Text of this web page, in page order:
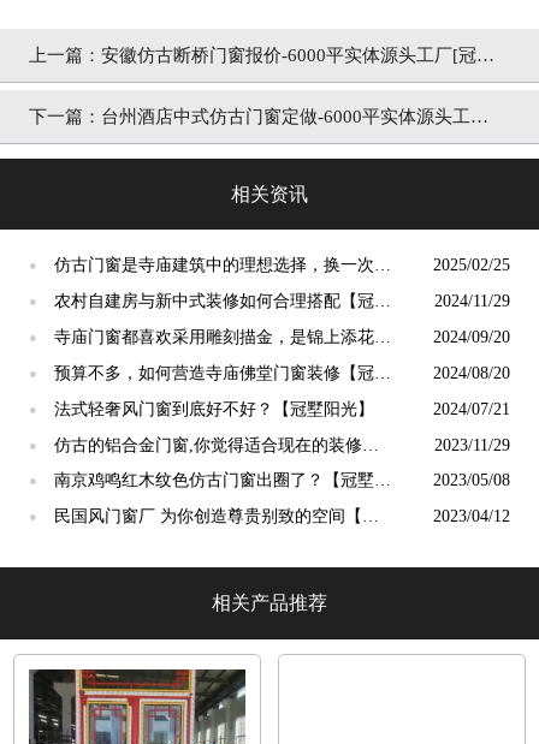
上一篇： 安徽仿古断桥门窗报价-6000平实体源头工厂[冠墅
阳光]
下一篇： 台州酒店中式仿古门窗定做-6000平实体源头工厂
相关资讯
●
仿古门窗是寺庙建筑中的理想选择，换一次用
终生【冠墅阳光】
2025/02/25
●
农村自建房与新中式装修如何合理搭配【冠墅
阳光】
2024/11/29
●
寺庙门窗都喜欢采用雕刻描金，是锦上添花
吗？【冠墅阳光】
2024/09/20
●
预算不多，如何营造寺庙佛堂门窗装修【冠墅
阳光】
2024/08/20
● 法式轻奢风门窗到底好不好？【冠墅阳光】 2024/07/21
●
仿古的铝合金门窗,你觉得适合现在的装修吗?
【冠墅阳光】
2023/11/29
●
南京鸡鸣红木纹色仿古门窗出圈了？【冠墅阳
光】
2023/05/08
●
民国风门窗厂 为你创造尊贵别致的空间【冠
2023/04/12
相关产品推荐